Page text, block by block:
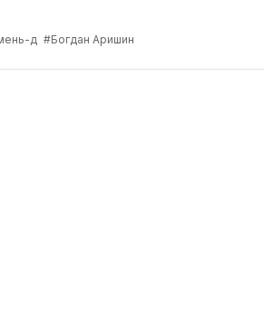
д #Богдан Аришин